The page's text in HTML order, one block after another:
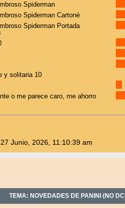
Spiderman
Spiderman Cartoné
Spiderman Portada
y solitaria 10
o me parece caro, me ahorro
27 Junio, 2026, 11:10:39 am
TEMA: NOVEDADES DE PANINI (NO